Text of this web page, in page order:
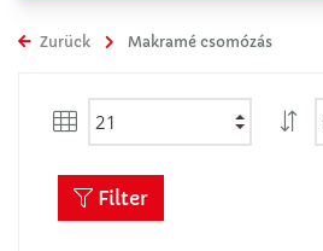
Zurück Makramé csomózás
Filter